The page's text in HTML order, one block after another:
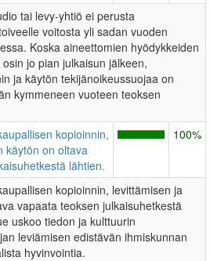
tai levy-yhtiö ei perusta
voitosta yli sadan vuoden
Koska aineettomien hyödykkeiden
jo pian julkaisun jälkeen,
ja käytön tekijänoikeussuojaa on
kymmeneen vuoteen teoksen
kopioinnin,
käytön on oltava
lähtien.
100%
kopioinnin, levittämisen ja
vapaata teoksen julkaisuhetkestä
uskoo tiedon ja kulttuurin
leviämisen edistävän ihmiskunnan
hyvinvointia.